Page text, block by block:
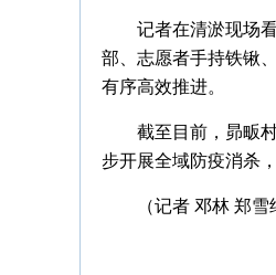
记者在清淤现场
部、志愿者手持铁锹
有序高效推进。
截至目前，昴畈
步开展全域防疫消杀
（记者 邓林 郑